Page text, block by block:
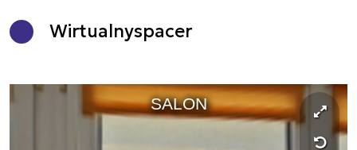
Wirtualnyspacer